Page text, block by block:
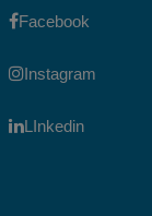
Facebook
Instagram
LInkedinLänk till